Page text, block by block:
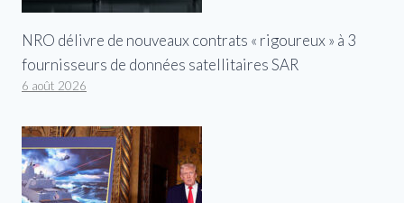
NRO délivre de nouveaux contrats « rigoureux » à 3
fournisseurs de données satellitaires SAR
6 août 2026